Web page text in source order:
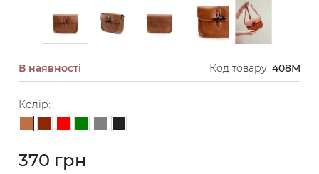
В наявності Код товару: 408M
Колір:
370 грн